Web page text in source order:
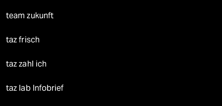
team zukunft
taz frisch
taz zahl ich
taz lab Infobrief